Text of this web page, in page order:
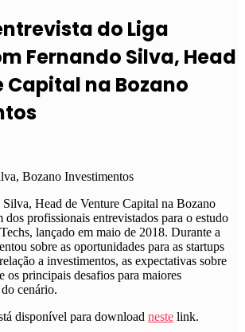
do Liga
Fernando Silva, Head
Capital na Bozano
Head de Venture Capital na Bozano
profissionais entrevistados para o estudo
lançado em maio de 2018. Durante a
sobre as oportunidades para as startups
a investimentos, as expectativas sobre
os principais desafios para maiores
cenário.
disponível para download neste link.